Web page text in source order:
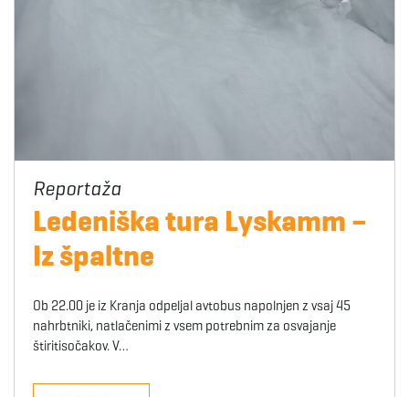
Ledeniška tura Lyskamm –
Iz špaltne
Ob 22.00 je iz Kranja odpeljal avtobus napolnjen z vsaj 45
nahrbtniki, natlačenimi z vsem potrebnim za osvajanje
štiritisočakov. V…